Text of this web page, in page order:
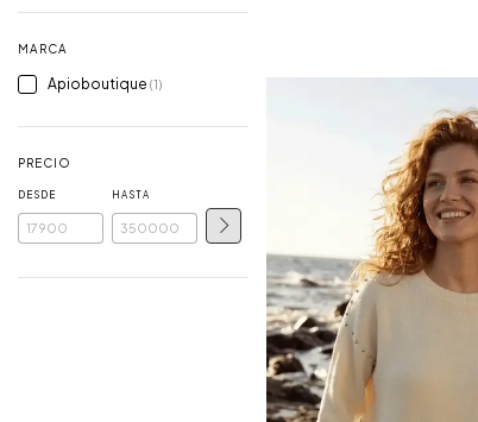
MARCA
Apioboutique (1)
PRECIO
DESDE HASTA